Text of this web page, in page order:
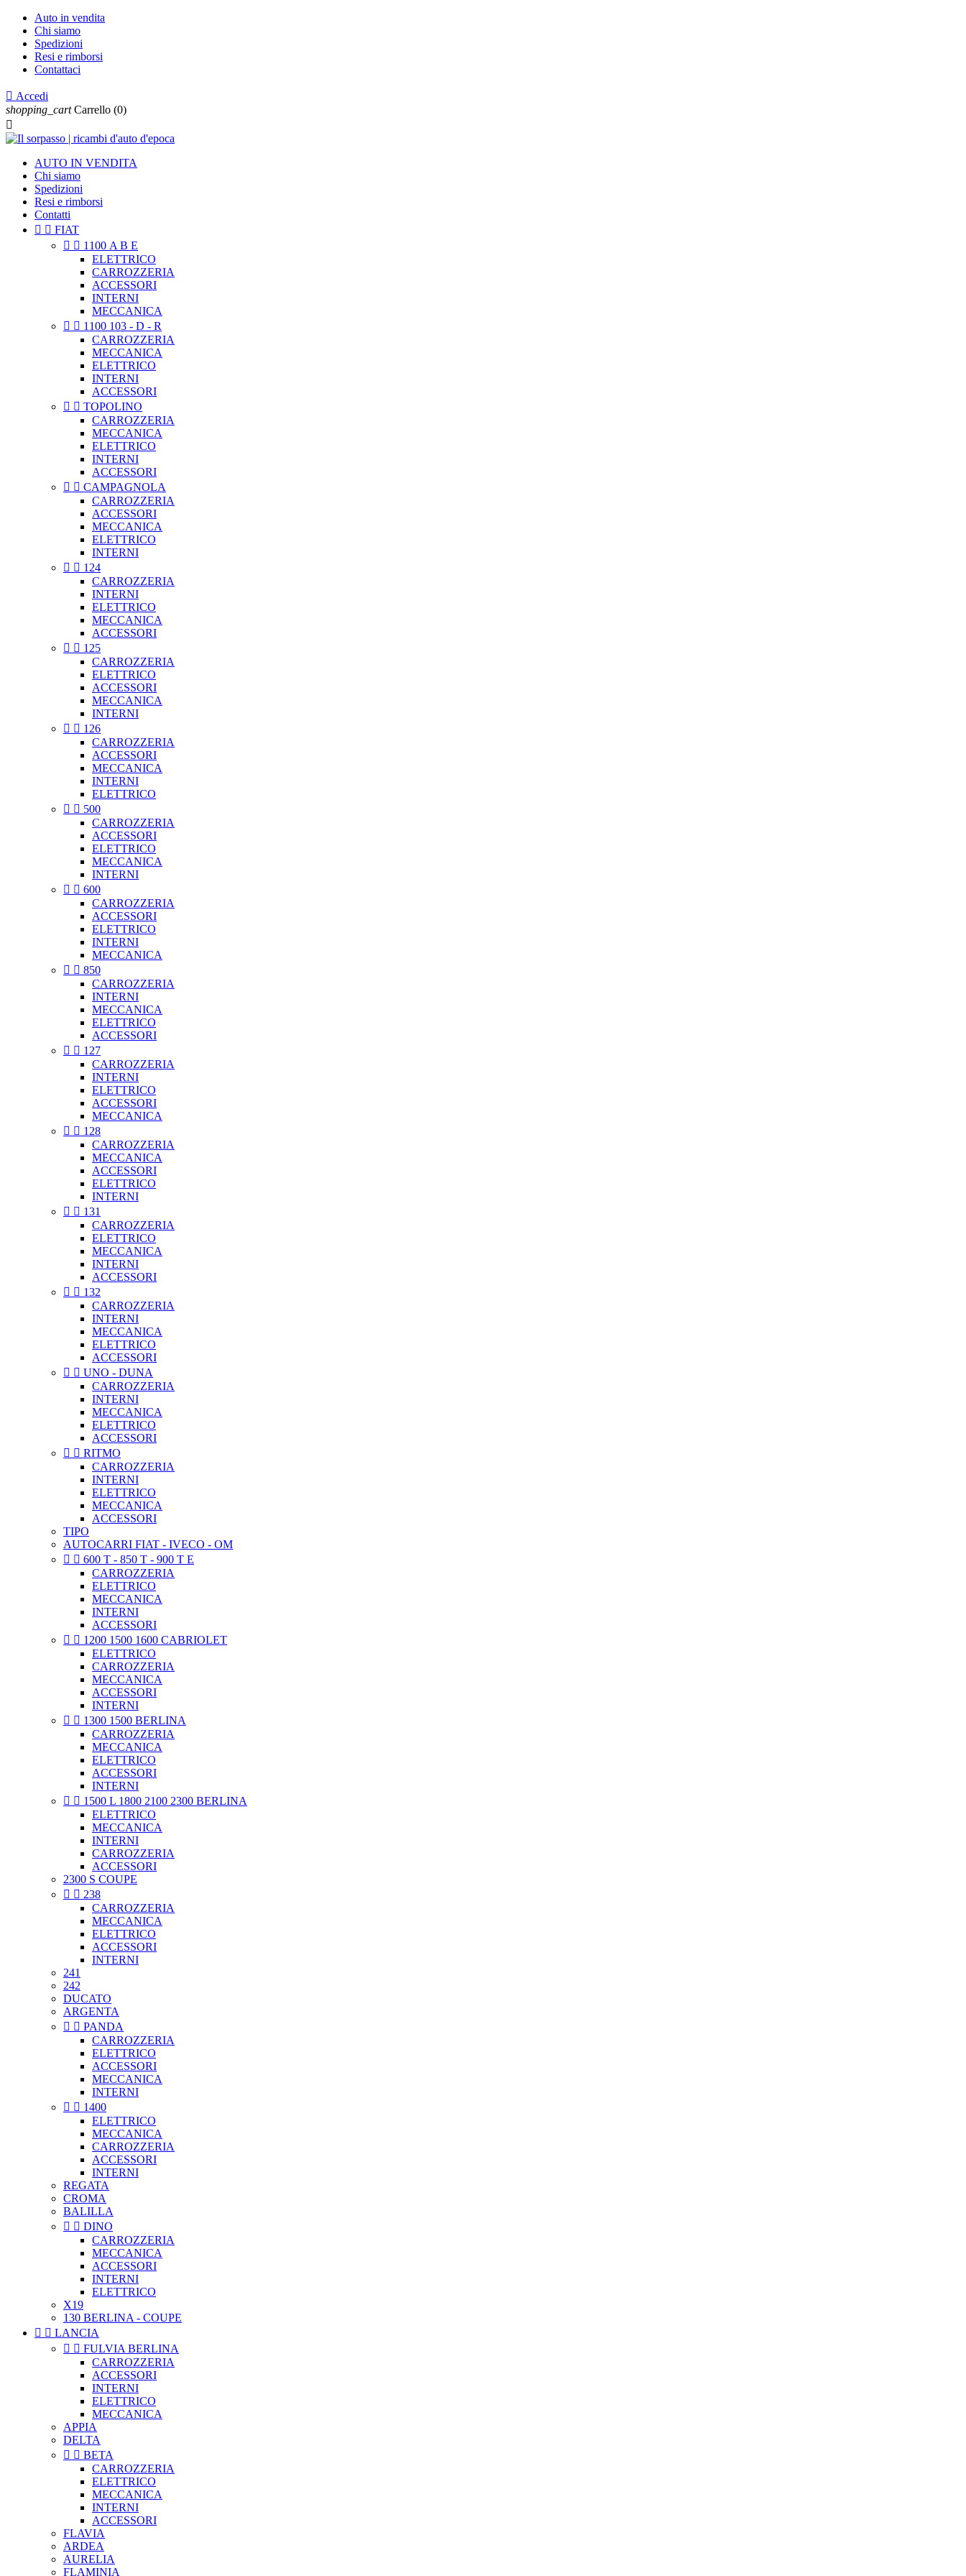
Auto in vendita
Chi siamo
Spedizioni
Resi e rimborsi
Contattaci
 Accedi
shopping_cart Carrello (0)

AUTO IN VENDITA
Chi siamo
Spedizioni
Resi e rimborsi
Contatti
  FIAT
  1100 A B E
ELETTRICO
CARROZZERIA
ACCESSORI
INTERNI
MECCANICA
  1100 103 - D - R
CARROZZERIA
MECCANICA
ELETTRICO
INTERNI
ACCESSORI
  TOPOLINO
CARROZZERIA
MECCANICA
ELETTRICO
INTERNI
ACCESSORI
  CAMPAGNOLA
CARROZZERIA
ACCESSORI
MECCANICA
ELETTRICO
INTERNI
  124
CARROZZERIA
INTERNI
ELETTRICO
MECCANICA
ACCESSORI
  125
CARROZZERIA
ELETTRICO
ACCESSORI
MECCANICA
INTERNI
  126
CARROZZERIA
ACCESSORI
MECCANICA
INTERNI
ELETTRICO
  500
CARROZZERIA
ACCESSORI
ELETTRICO
MECCANICA
INTERNI
  600
CARROZZERIA
ACCESSORI
ELETTRICO
INTERNI
MECCANICA
  850
CARROZZERIA
INTERNI
MECCANICA
ELETTRICO
ACCESSORI
  127
CARROZZERIA
INTERNI
ELETTRICO
ACCESSORI
MECCANICA
  128
CARROZZERIA
MECCANICA
ACCESSORI
ELETTRICO
INTERNI
  131
CARROZZERIA
ELETTRICO
MECCANICA
INTERNI
ACCESSORI
  132
CARROZZERIA
INTERNI
MECCANICA
ELETTRICO
ACCESSORI
  UNO - DUNA
CARROZZERIA
INTERNI
MECCANICA
ELETTRICO
ACCESSORI
  RITMO
CARROZZERIA
INTERNI
ELETTRICO
MECCANICA
ACCESSORI
TIPO
AUTOCARRI FIAT - IVECO - OM
  600 T - 850 T - 900 T E
CARROZZERIA
ELETTRICO
MECCANICA
INTERNI
ACCESSORI
  1200 1500 1600 CABRIOLET
ELETTRICO
CARROZZERIA
MECCANICA
ACCESSORI
INTERNI
  1300 1500 BERLINA
CARROZZERIA
MECCANICA
ELETTRICO
ACCESSORI
INTERNI
  1500 L 1800 2100 2300 BERLINA
ELETTRICO
MECCANICA
INTERNI
CARROZZERIA
ACCESSORI
2300 S COUPE
  238
CARROZZERIA
MECCANICA
ELETTRICO
ACCESSORI
INTERNI
241
242
DUCATO
ARGENTA
  PANDA
CARROZZERIA
ELETTRICO
ACCESSORI
MECCANICA
INTERNI
  1400
ELETTRICO
MECCANICA
CARROZZERIA
ACCESSORI
INTERNI
REGATA
CROMA
BALILLA
  DINO
CARROZZERIA
MECCANICA
ACCESSORI
INTERNI
ELETTRICO
X19
130 BERLINA - COUPE
  LANCIA
  FULVIA BERLINA
CARROZZERIA
ACCESSORI
INTERNI
ELETTRICO
MECCANICA
APPIA
DELTA
  BETA
CARROZZERIA
ELETTRICO
MECCANICA
INTERNI
ACCESSORI
FLAVIA
ARDEA
AURELIA
FLAMINIA